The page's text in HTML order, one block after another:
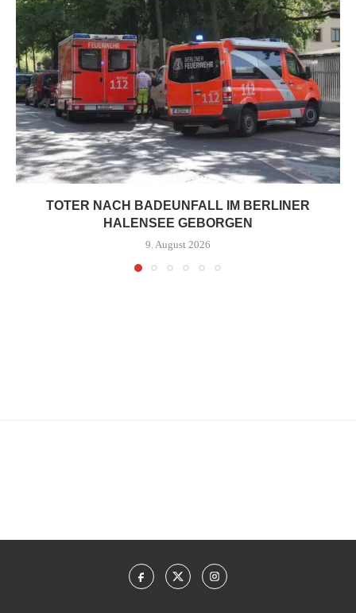
TOTER NACH BADEUNFALL IM BERLINER
HALENSEE GEBORGEN
9. August 2026